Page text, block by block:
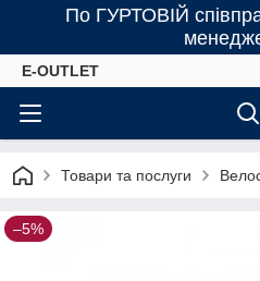
По ГУРТОВІЙ
E-OUTLET
Товари та послуги
–5%